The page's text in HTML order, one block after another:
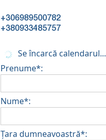
+306989500782
+380933485757
Se încarcă calendarul...
Prenume*:
Nume*:
Țara dumneavoastră*: